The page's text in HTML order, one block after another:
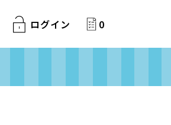
ログイン 0